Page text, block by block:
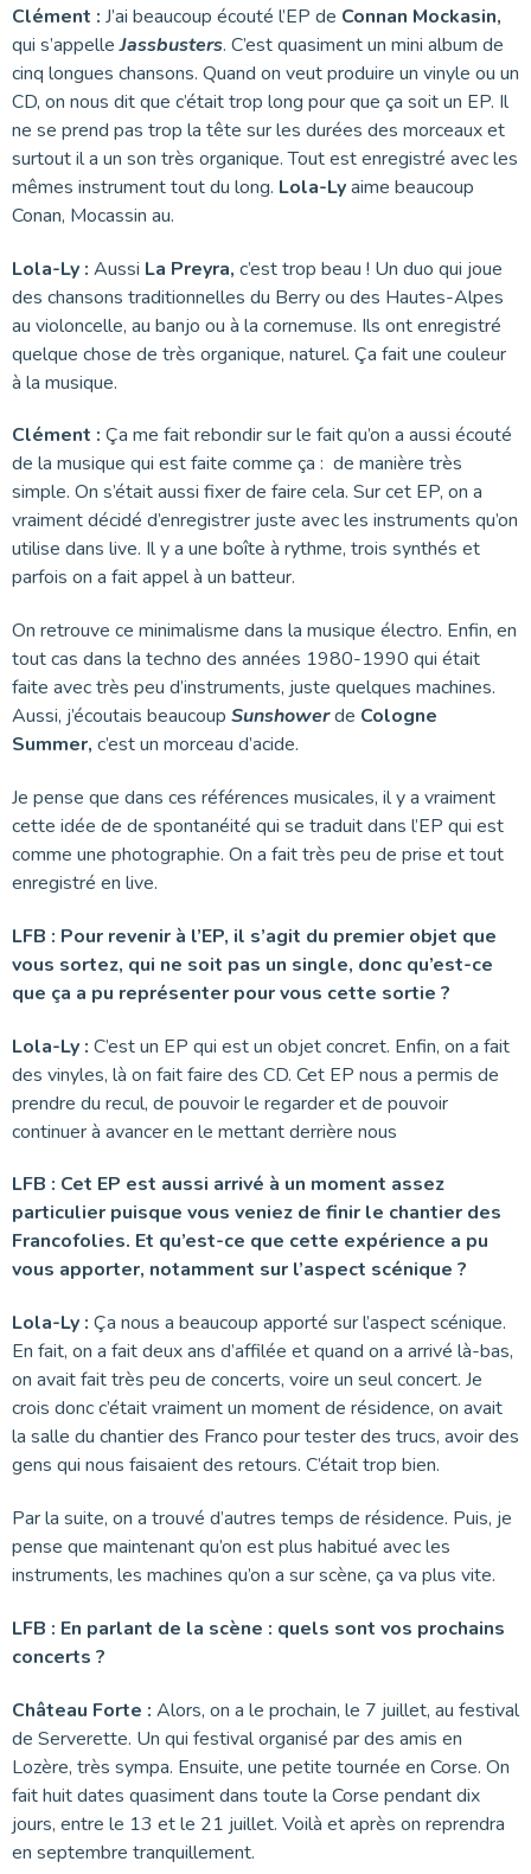
Clément : J’ai beaucoup écouté l’EP de Connan Mockasin,
qui s’appelleJassbusters. C’est quasiment un mini album de
cinq longues chansons. Quand on veut produire un vinyle ou un
CD, on nous dit que c’était trop long pour que ça soit un EP. Il
ne se prend pas trop la tête sur les durées des morceaux et
surtout il a un son très organique. Tout est enregistré avec les
mêmes instrument tout du long. Lola-Lyaime beaucoup
Conan, Mocassin au.
Lola-Ly : Aussi La Preyra, c’est trop beau ! Un duo qui joue
des chansons traditionnelles du Berry ou des Hautes-Alpes
au violoncelle, au banjo ou à la cornemuse. Ils ont enregistré
quelque chose de très organique, naturel. Ça fait une couleur
à la musique.
Clément : Ça me fait rebondir sur le fait qu’on a aussi écouté
de la musique qui est faite comme ça : de manière très
simple. On s’était aussi fixer de faire cela. Sur cet EP, on a
vraiment décidé d’enregistrer juste avec les instruments qu’on
utilise dans live. Il y a une boîte à rythme, trois synthés et
parfois on a fait appel à un batteur.
On retrouve ce minimalisme dans la musique électro. Enfin, en
tout cas dans la techno des années 1980-1990 qui était
faite avec très peu d’instruments, juste quelques machines.
Aussi, j’écoutais beaucoup Sunshowerde Cologne
Summer, c’est un morceau d’acide.
Je pense que dans ces références musicales, il y a vraiment
cette idée de de spontanéité qui se traduit dans l’EP qui est
comme une photographie. On a fait très peu de prise et tout
enregistré en live.
LFB : Pour revenir à l’EP, il s’agit du premier objet que
vous sortez, qui ne soit pas un single, donc qu’est-ce
que ça a pu représenter pour vous cette sortie ?
Lola-Ly : C’est un EP qui est un objet concret. Enfin, on a fait
des vinyles, là on fait faire des CD. Cet EP nous a permis de
prendre du recul, de pouvoir le regarder et de pouvoir
continuer à avancer en le mettant derrière nous
LFB : Cet EP est aussi arrivé à un moment assez
particulier puisque vous veniez de finir le chantier des
Francofolies. Et qu’est-ce que cette expérience a pu
vous apporter, notamment sur l’aspect scénique ?
Lola-Ly : Ça nous a beaucoup apporté sur l’aspect scénique.
En fait, on a fait deux ans d’affilée et quand on a arrivé là-bas,
on avait fait très peu de concerts, voire un seul concert. Je
crois donc c’était vraiment un moment de résidence, on avait
la salle du chantier des Franco pour tester des trucs, avoir des
gens qui nous faisaient des retours. C’était trop bien.
Par la suite, on a trouvé d’autres temps de résidence. Puis, je
pense que maintenant qu’on est plus habitué avec les
instruments, les machines qu’on a sur scène, ça va plus vite.
LFB : En parlant de la scène : quels sont vos prochains
concerts ?
Château Forte : Alors, on a le prochain, le 7 juillet, au festival
de Serverette. Un qui festival organisé par des amis en
Lozère, très sympa. Ensuite, une petite tournée en Corse. On
fait huit dates quasiment dans toute la Corse pendant dix
jours, entre le 13 et le 21 juillet. Voilà et après on reprendra
en septembre tranquillement.